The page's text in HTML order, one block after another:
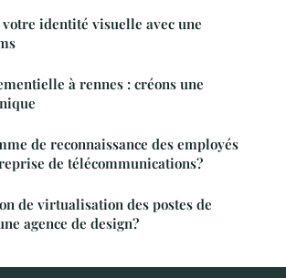
identité visuelle avec une
à rennes : créons une
de reconnaissance des employés
de télécommunications?
de virtualisation des postes de
agence de design?